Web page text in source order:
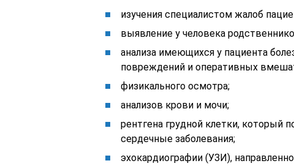
изучения специалистом жалоб
выявление у человека
анализа имеющихся у пациента
повреждений и оперативных
физикального осмотра;
анализов крови и мочи;
рентгена грудной клетки, который
сердечные заболевания;
эхокардиографии (УЗИ),